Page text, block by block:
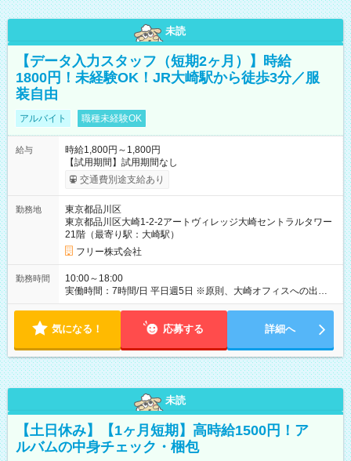
未読
【データ入力スタッフ（短期2ヶ月）】時給
1800円！未経験OK！JR大崎駅から徒歩3分／服
装自由
アルバイト 職種未経験OK
給与
時給1,800円～1,800円
【試用期間】試用期間なし
交通費別途支給あり
勤務地
東京都品川区
東京都品川区大崎1-2-2アートヴィレッジ大崎セントラルタワー
21階（最寄り駅：大崎駅）
フリー株式会社
勤務時間
10:00～18:00
実働時間：7時間/日 平日週5日 ※原則、大崎オフィスへの出社勤
務となります。 【注意事項】 ※短期アルバイト（2026年10月
気になる！ 応募する 詳細へ
未読
【土日休み】【1ヶ月短期】高時給1500円！ア
ルバムの中身チェック・梱包